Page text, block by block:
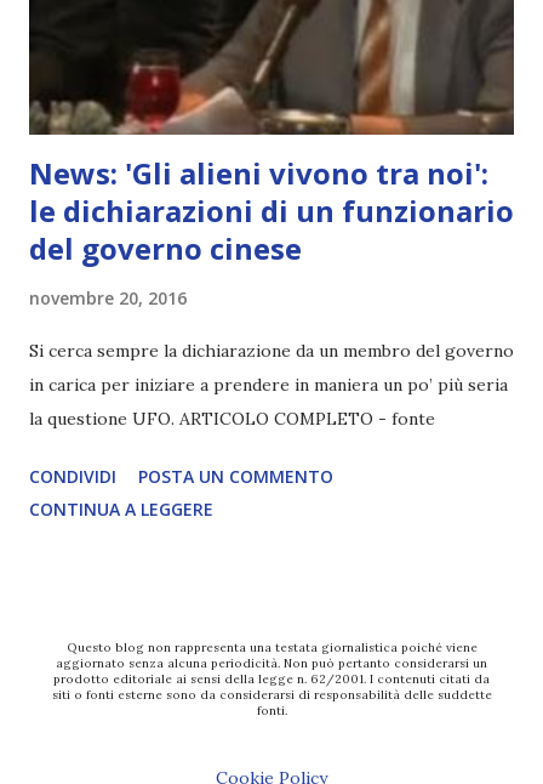
News: 'Gli alieni vivono tra noi':
le dichiarazioni di un funzionario
del governo cinese
novembre 20, 2016
Si cerca sempre la dichiarazione da un membro del governo
in carica per iniziare a prendere in maniera un po’ più seria
la questione UFO. ARTICOLO COMPLETO - fonte
CONDIVIDI
POSTA UN COMMENTO
CONTINUA A LEGGERE
Questo blog non rappresenta una testata giornalistica poiché viene
aggiornato senza alcuna periodicità. Non può pertanto considerarsi un
prodotto editoriale ai sensi della legge n. 62/2001. I contenuti citati da
siti o fonti esterne sono da considerarsi di responsabilità delle suddette
fonti.
Cookie Policy